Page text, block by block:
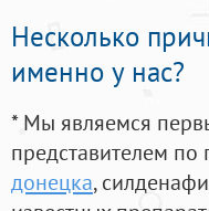
Несколько
именно у нас?
* Мы являемся
представителем
донецка,